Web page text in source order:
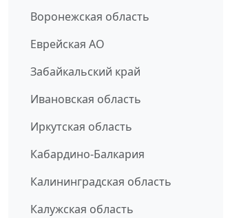
Воронежская область
Еврейская АО
Забайкальский край
Ивановская область
Иркутская область
Кабардино-Балкария
Калининградская область
Калужская область